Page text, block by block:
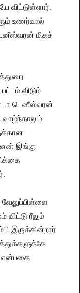
உணர்வால்
மிகச்
விடும்
பா டெனீஸ்வரன்
இங்கு
வேலுப்பிள்ளை
விட்டு ரீலும்
இருக்கின்றார்
என்பதை